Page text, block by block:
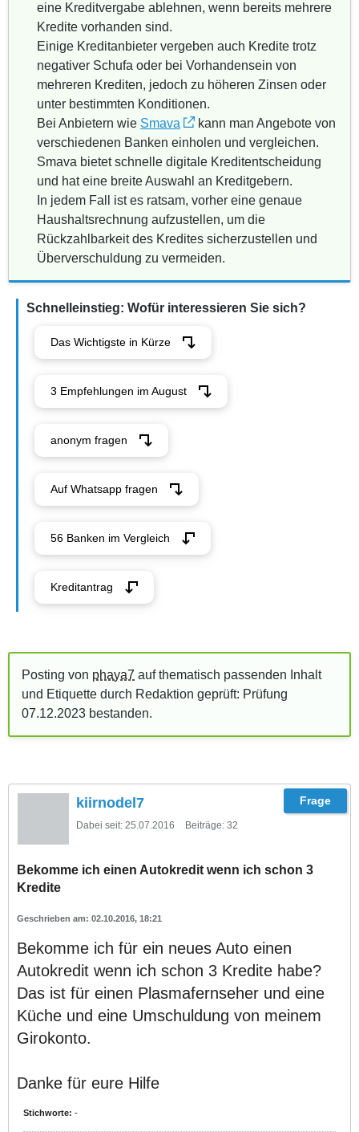
eine Kreditvergabe ablehnen, wenn bereits mehrere
Kredite vorhanden sind.
Einige Kreditanbieter vergeben auch Kredite trotz
negativer Schufa oder bei Vorhandensein von
mehreren Krediten, jedoch zu höheren Zinsen oder
unter bestimmten Konditionen.
Bei Anbietern wie Smava
kann man Angebote von
verschiedenen Banken einholen und vergleichen.
Smava bietet schnelle digitale Kreditentscheidung
und hat eine breite Auswahl an Kreditgebern.
In jedem Fall ist es ratsam, vorher eine genaue
Haushaltsrechnung aufzustellen, um die
Rückzahlbarkeit des Kredites sicherzustellen und
Überverschuldung zu vermeiden.
Schnelleinstieg: Wofür interessieren Sie sich?
Das Wichtigste in Kürze
3 Empfehlungen im August
anonym fragen
Auf Whatsapp fragen
56 Banken im Vergleich
Kreditantrag
Posting von phaya7 auf thematisch passenden Inhalt
und Etiquette durch Redaktion geprüft: Prüfung
07.12.2023 bestanden.
kiirnodel7
Dabei seit: 25.07.2016 Beiträge: 32
Bekomme ich einen Autokredit wenn ich schon 3
Kredite
02.10.2016, 18:21
Bekomme ich für ein neues Auto einen
Autokredit wenn ich schon 3 Kredite habe?
Das ist für einen Plasmafernseher und eine
Küche und eine Umschuldung von meinem
Girokonto.
Danke für eure Hilfe
Stichworte: -